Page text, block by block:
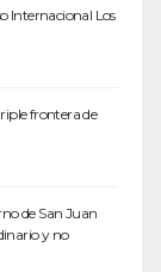
Internacional Los
frontera de
de San Juan
y no